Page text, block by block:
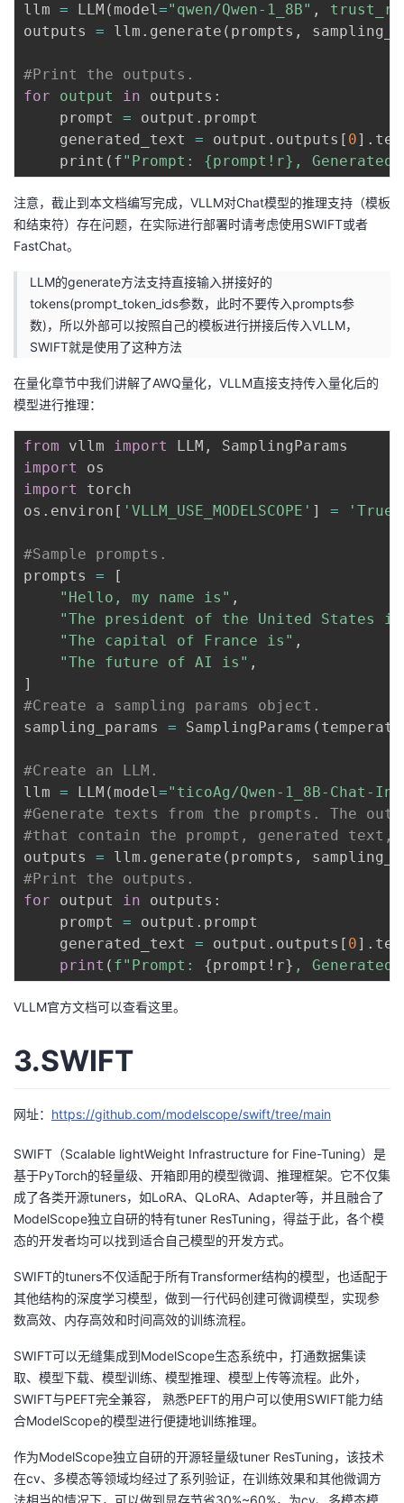
llm = LLM ( model="qwen/Qwen-1_8B" ,
outputs = llm.generate ( prompts,
#Print the outputs.
for
output in outputs:
    prompt
= output.prompt
    generated_text
= output.outputs [ 0]
    print
( f"Prompt: {prompt!r},
注意，截止到本文档编写完成，VLLM对Chat模型的推理支持（模板
和结束符）存在问题，在实际进行部署时请考虑使用SWIFT或者
FastChat。
LLM的generate方法支持直接输入拼接好的
tokens(prompt_token_ids参数，此时不要传入prompts参
数)，所以外部可以按照自己的模板进行拼接后传入VLLM，
SWIFT就是使用了这种方法
在量化章节中我们讲解了AWQ量化，VLLM直接支持传入量化后的
模型进行推理：
from vllm import LLM ,
import
import
torch
os . environ [ 'VLLM_USE_MODELSCOPE' ] = 'True'
#Sample prompts.
prompts =
[
"Hello, my name is" ,
"The president of the United States
"The capital of France is" ,
"The future of AI is" ,
]
#Create a sampling params object.
sampling_params = SamplingParams (
#Create an LLM.
llm = LLM ( model="ticoAg/Qwen-1_8B-Chat-
#Generate texts from the prompts. The
#that contain the prompt, generated text,
outputs = llm . generate ( prompts ,
#Print the outputs.
for output in outputs :
    prompt
= output . prompt
    generated_text
= output . outputs [ 0] .
print ( f"Prompt: {prompt !r} ,
VLLM官方文档可以查看这里。
3.SWIFT
网址： https://github.com/modelscope/swift/tree/main
SWIFT（Scalable lightWeight Infrastructure for Fine-Tuning）是
基于PyTorch的轻量级、开箱即用的模型微调、推理框架。它不仅集
成了各类开源tuners，如LoRA、QLoRA、Adapter等，并且融合了
ModelScope独立自研的特有tuner ResTuning，得益于此，各个模
态的开发者均可以找到适合自己模型的开发方式。
SWIFT的tuners不仅适配于所有Transformer结构的模型，也适配于
其他结构的深度学习模型，做到一行代码创建可微调模型，实现参
数高效、内存高效和时间高效的训练流程。
SWIFT可以无缝集成到ModelScope生态系统中，打通数据集读
取、模型下载、模型训练、模型推理、模型上传等流程。此外，
SWIFT与PEFT完全兼容， 熟悉PEFT的用户可以使用SWIFT能力结
合ModelScope的模型进行便捷地训练推理。
作为ModelScope独立自研的开源轻量级tuner ResTuning，该技术
在cv、多模态等领域均经过了系列验证，在训练效果和其他微调方
法相当的情况下，可以做到显存节省30%~60%，为cv、多模态模